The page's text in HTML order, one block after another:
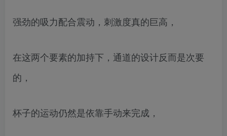
强劲的吸力配合震动，刺激度真的巨高，
在这两个要素的加持下，通道的设计反而是次要
的，
杯子的运动仍然是依靠手动来完成，